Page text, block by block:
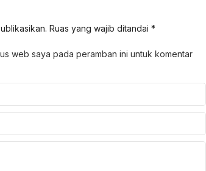
Ruas yang wajib ditandai *
web saya pada peramban ini untuk komentar